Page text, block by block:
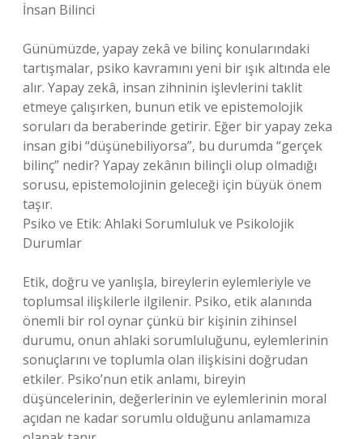
İnsan Bilinci
Günümüzde, yapay zekâ ve bilinç konularındaki
tartışmalar, psiko kavramını yeni bir ışık altında ele
alır. Yapay zekâ, insan zihninin işlevlerini taklit
etmeye çalışırken, bunun etik ve epistemolojik
soruları da beraberinde getirir. Eğer bir yapay zeka
insan gibi “düşünebiliyorsa”, bu durumda “gerçek
bilinç” nedir? Yapay zekânın bilinçli olup olmadığı
sorusu, epistemolojinin geleceği için büyük önem
taşır.
Psiko ve Etik: Ahlaki Sorumluluk ve Psikolojik
Durumlar
Etik, doğru ve yanlışla, bireylerin eylemleriyle ve
toplumsal ilişkilerle ilgilenir. Psiko, etik alanında
önemli bir rol oynar çünkü bir kişinin zihinsel
durumu, onun ahlaki sorumluluğunu, eylemlerinin
sonuçlarını ve toplumla olan ilişkisini doğrudan
etkiler. Psiko’nun etik anlamı, bireyin
düşüncelerinin, değerlerinin ve eylemlerinin moral
açıdan ne kadar sorumlu olduğunu anlamamıza